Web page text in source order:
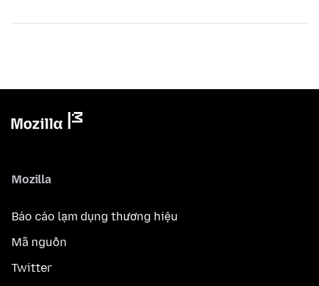
Mozilla
Báo cáo lạm dụng thương hiệu
Mã nguồn
Twitter